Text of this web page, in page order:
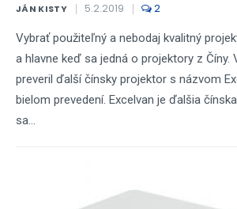
JÁN KISTY 5.2.2019 2
Vybrať použiteľný a nebodaj kvalitný
a hlavne keď sa jedná o projektory z
preveril ďalší čínsky projektor s názvom
bielom prevedení. Excelvan je ďalšia
sa...